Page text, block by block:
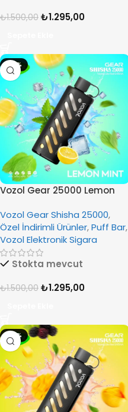
₺1.500,00 ₺1.295,00
-14%
Vozol Gear 25000 Lemon
Vozol Gear Shisha 25000,
Özel İndirimli Ürünler,Puff Bar,
Vozol Elektronik Sigara
Stokta mevcut
₺1.500,00 ₺1.295,00
-14%